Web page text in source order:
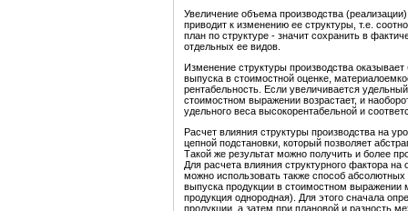
Увеличение объема производства
приводит к изменению ее структуры, т.е.
план по структуре - значит сохранить в
отдельных ее видов.
Изменение структуры производства
выпуска в стоимостной оценке,
рентабельность. Если увеличивается
стоимостном выражении возрастает, и
удельного веса высокорентабельной и
Расчет влияния структуры производства на
цепной подстановки, который позволяет
Такой же результат можно получить и более
Для расчета влияния структурного фактора
можно использовать также способ
выпуска продукции в стоимостном
продукция однородная). Для этого сначала
продукции, а затем при плановой и разность